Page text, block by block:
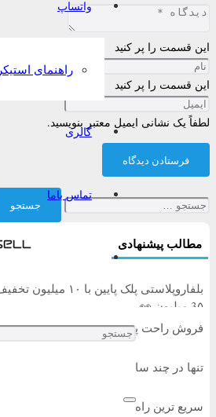
واتساپ
راهنمای
گالری
تماس باما
این قسمت را پر کنید
این قسمت را پر کنید
لطفاً یک نشانی ایمیل معتبر بنویسید.
فرستادن دیدگاه
جستجو
برای:
مطالب پیشنهادی
بلفاروپلاستی پلک پایین با ۱۰
3۵ میلیون 👀
فروش راحت پژو ۲۰6، بدون کمیسیون و دردسر
تنها در چند ساعت و با یکبار مراجعه
سریع ترین راه فروش خودرو اینجاست ✅